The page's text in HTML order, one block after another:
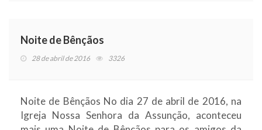
Noite de Bênçãos
28 de abril de 2016 3326
Noite de Bênçãos No dia 27 de abril de 2016, na
Igreja Nossa Senhora da Assunção, aconteceu